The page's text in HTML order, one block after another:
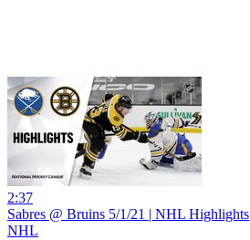
2:37
Sabres @ Bruins 5/1/21 | NHL Highlights
NHL